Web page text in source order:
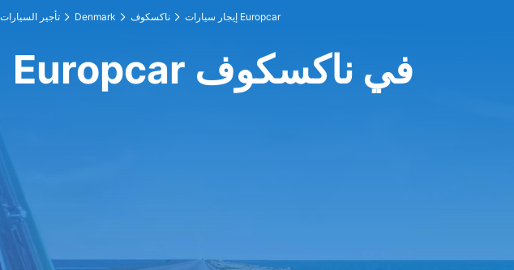
تأجير السيارات Denmark ناكسكوف إيجار سيارات Europcar
Europcar في ناكسكوف